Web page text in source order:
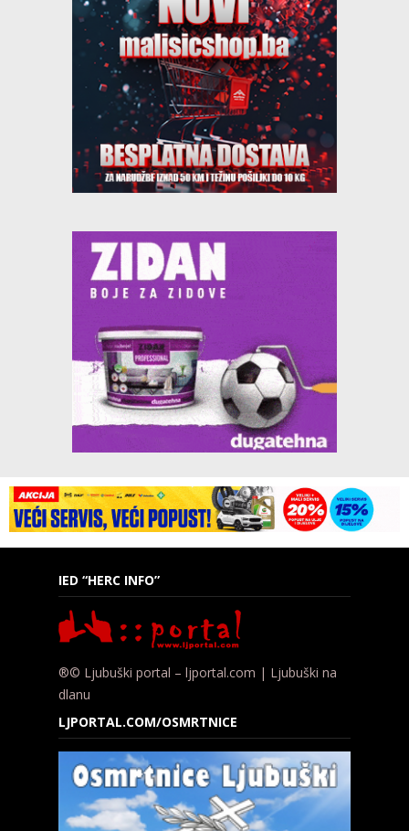
IED “HERC INFO”
®© Ljubuški portal – ljportal.com | Ljubuški na
dlanu
LJPORTAL.COM/OSMRTNICE